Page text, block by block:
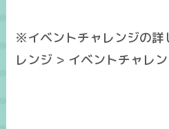
※イベントチャレンジの詳
レンジ > イベントチャレ